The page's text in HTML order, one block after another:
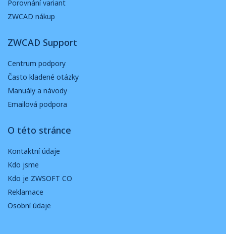
Porovnání variant
ZWCAD nákup
ZWCAD Support
Centrum podpory
Často kladené otázky
Manuály a návody
Emailová podpora
O této stránce
Kontaktní údaje
Kdo jsme
Kdo je ZWSOFT CO
Reklamace
Osobní údaje